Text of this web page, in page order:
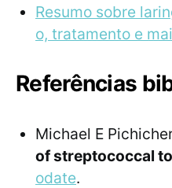
Resumo sobre
o, tratamento e
Referências
Michael E
of streptococcal
odate.